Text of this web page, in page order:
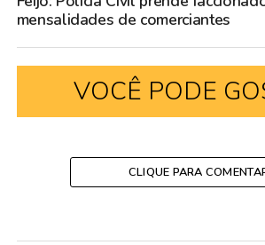
mensalidades de comerciantes
VOCÊ PODE
CLIQUE PARA